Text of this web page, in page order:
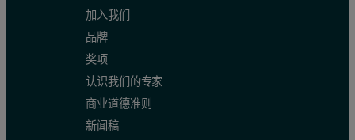
图3 通过 XRD 图样的 Rietveld 精修得出的 a 参数随 Mn 含量
这种线性相关性可通过使用 XRD 测量其单胞参数来预测
Rietveld 精修还提供了这些样品中的晶粒大小。图 4 显示
加入我们
品牌
奖项
认识我们的专家
商业道德准则
新闻稿